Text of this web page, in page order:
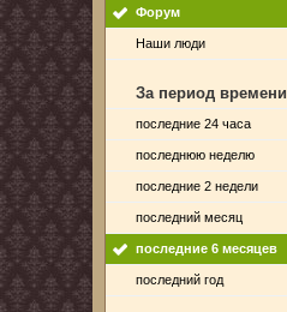
Форум
Наши люди
За период времени
последние 24 часа
последнюю неделю
последние 2 недели
последний месяц
последние 6 месяцев
последний год